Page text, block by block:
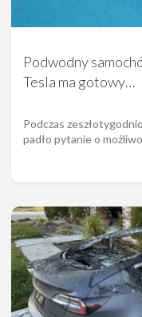
Podwodny
Tesla ma gotowy…
Podczas
padło pytanie o